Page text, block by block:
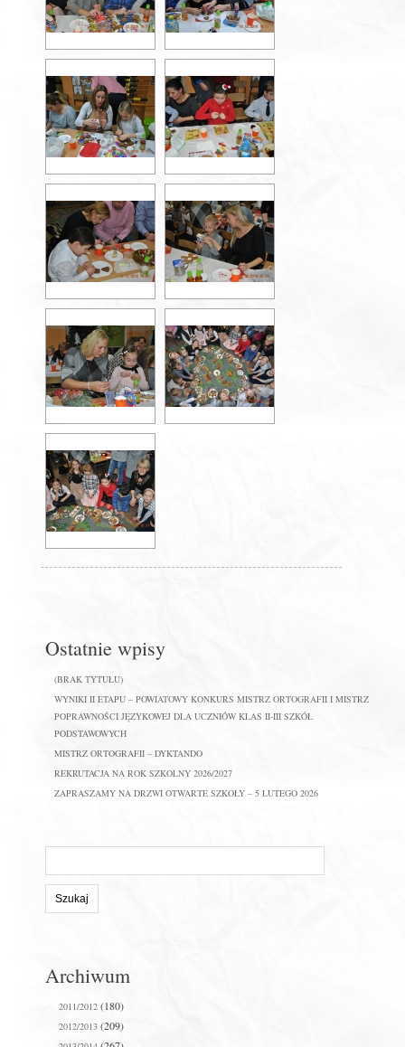
Ostatnie wpisy
(BRAK TYTUŁU)
WYNIKI II ETAPU – POWIATOWY KONKURS MISTRZ ORTOGRAFII I MISTRZ
POPRAWNOŚCI JĘZYKOWEJ DLA UCZNIÓW KLAS II-III SZKÓŁ
PODSTAWOWYCH
MISTRZ ORTOGRAFII – DYKTANDO
REKRUTACJA NA ROK SZKOLNY 2026/2027
ZAPRASZAMY NA DRZWI OTWARTE SZKOŁY – 5 LUTEGO 2026
stronie:
Archiwum
2011/2012(180)
2012/2013(209)